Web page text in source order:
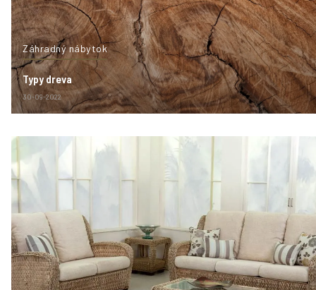
Záhradný nábytok
Typy dreva
30-09-2022